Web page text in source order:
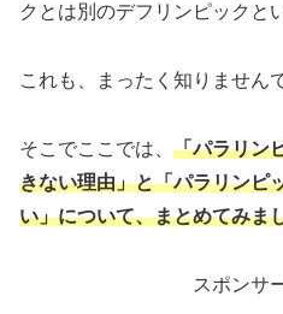
クとは別のデフリンピックと
これも、まったく知りません
そこでここでは、 「パラリン
きない理由」と「パラリンピ
い」について、まとめてみま
スポンサ